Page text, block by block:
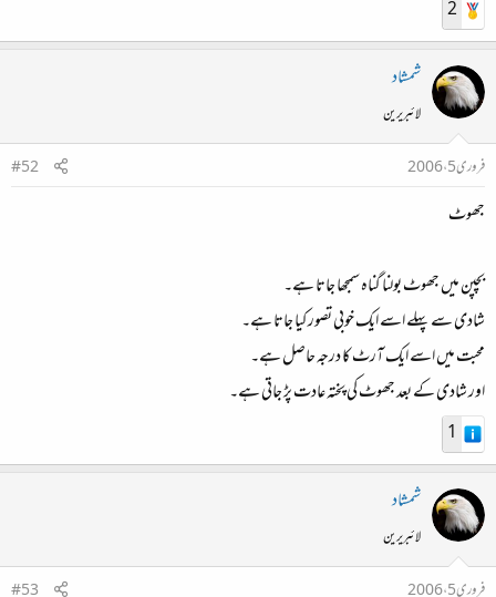
2
شمشاد
لائبریرین
فروری 5، 2006
#52
جھوٹ
بچپن میں جھوٹ بولنا گناہ سمجھا جاتا ہے۔
شادی سے پہلے اسے ایک خوبی تصور کیا جاتا ہے۔
محبت میں اسے ایک آرٹ کا درجہ حاصل ہے۔
اور شادی کے بعد جھوٹ کی پختہ عادت پڑ جاتی ہے۔
1
شمشاد
لائبریرین
فروری 5، 2006
#53